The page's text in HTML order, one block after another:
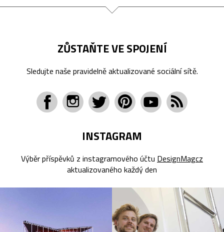
ZŮSTAŇTE VE SPOJENÍ
Sledujte naše pravidelně aktualizované sociální sítě.
INSTAGRAM
Výběr příspěvků z instagramového účtu DesignMagcz
aktualizovaného každý den